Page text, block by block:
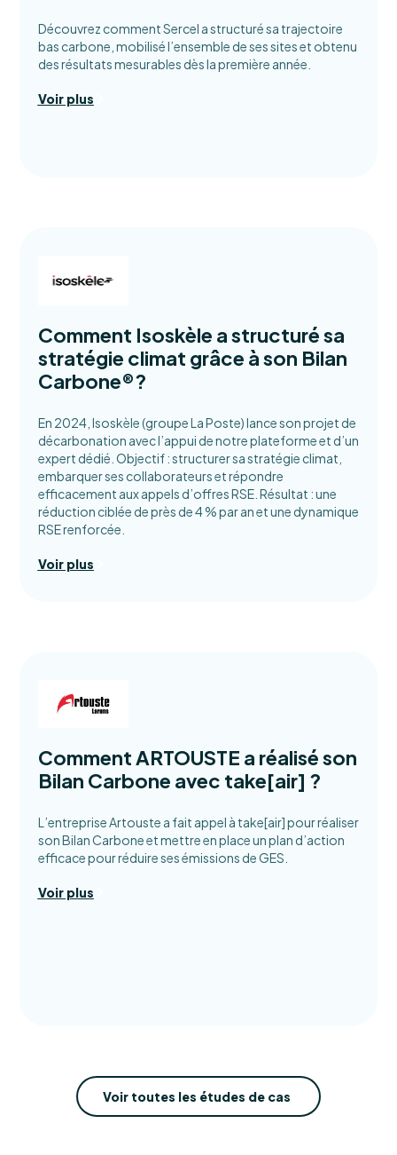
Découvrez comment Sercel a structuré sa trajectoire
bas carbone, mobilisé l’ensemble de ses sites et obtenu
des résultats mesurables dès la première année.
Voir plus
Comment Isoskèle a structuré sa
stratégie climat grâce à son Bilan
Carbone®?
En 2024, Isoskèle (groupe La Poste) lance son projet de
décarbonation avec l’appui de notre plateforme et d’un
expert dédié. Objectif : structurer sa stratégie climat,
embarquer ses collaborateurs et répondre
efficacement aux appels d’offres RSE. Résultat : une
réduction ciblée de près de 4 % par an et une dynamique
RSE renforcée.
Voir plus
Comment ARTOUSTE a réalisé son
Bilan Carbone avec take[air] ?
L’entreprise Artouste a fait appel à take[air] pour réaliser
son Bilan Carbone et mettre en place un plan d’action
efficace pour réduire ses émissions de GES.
Voir plus
Voir toutes les études de cas